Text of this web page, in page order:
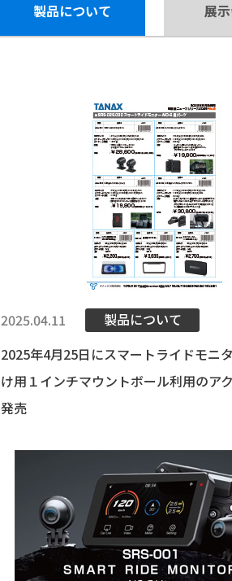
【Callsight】 カー用品
製品について 展
2025.04.11
製品について
2025年4月25日にスマートライドモニ
け用１インチマウントボール利用のア
発売